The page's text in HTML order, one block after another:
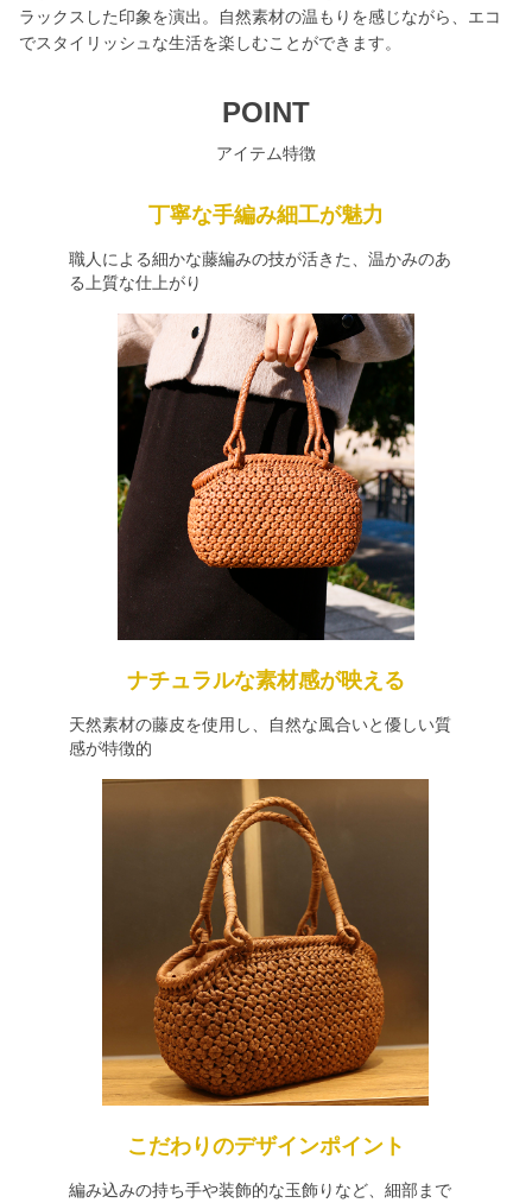
ラックスした印象を演出。自然素材の温もりを感じながら、エコ
でスタイリッシュな生活を楽しむことができます。
POINT
アイテム特徴
丁寧な手編み細工が魅力
職人による細かな藤編みの技が活きた、温かみのあ
る上質な仕上がり
ナチュラルな素材感が映える
天然素材の藤皮を使用し、自然な風合いと優しい質
感が特徴的
こだわりのデザインポイント
編み込みの持ち手や装飾的な玉飾りなど、細部まで